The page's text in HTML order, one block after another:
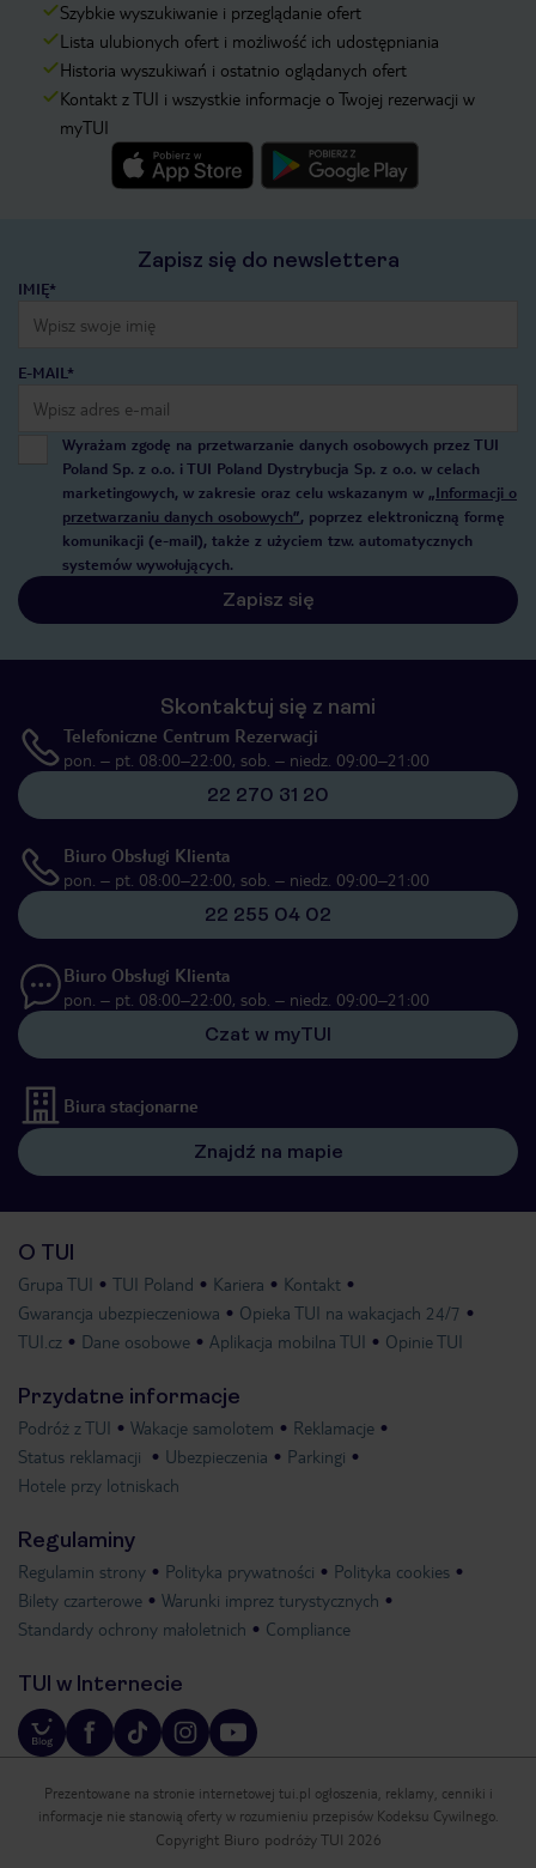
Szybkie wyszukiwanie i przeglądanie ofert
Lista ulubionych ofert i możliwość ich udostępniania
Historia wyszukiwań i ostatnio oglądanych ofert
Kontakt z TUI i wszystkie informacje o Twojej rezerwacji w
myTUI
Zapisz się do newslettera
IMIĘ*
E-MAIL*
Wyrażam zgodę na przetwarzanie danych osobowych przez TUI
Poland Sp. z o.o. i TUI Poland Dystrybucja Sp. z o.o. w celach
marketingowych, w zakresie oraz celu wskazanym w „Informacji o
przetwarzaniu danych osobowych”, poprzez elektroniczną formę
komunikacji (e-mail), także z użyciem tzw. automatycznych
systemów wywołujących.
Zapisz się
Skontaktuj się z nami
Telefoniczne Centrum Rezerwacji
pon. – pt. 08:00–22:00, sob. – niedz. 09:00–21:00
22 270 31 20
Biuro Obsługi Klienta
pon. – pt. 08:00–22:00, sob. – niedz. 09:00–21:00
22 255 04 02
Biuro Obsługi Klienta
pon. – pt. 08:00–22:00, sob. – niedz. 09:00–21:00
Czat w myTUI
Biura stacjonarne
Znajdź na mapie
O TUI
Grupa TUI TUI Poland Kariera
Kontakt
Gwarancja ubezpieczeniowa
Opieka TUI na wakacjach 24/7
TUI.cz
Dane osobowe Aplikacja mobilna TUI Opinie TUI
Przydatne informacje
Podróż z TUI Wakacje samolotem
Reklamacje
Status reklamacji
Ubezpieczenia
Parkingi
Hotele przy lotniskach
Regulaminy
Regulamin strony Polityka prywatności
Polityka cookies
Bilety czarterowe
Warunki imprez turystycznych
Standardy ochrony małoletnich
Compliance
TUI w Internecie
Prezentowane na stronie internetowej tui.pl ogłoszenia, reklamy, cenniki i
informacje nie stanowią oferty w rozumieniu przepisów Kodeksu Cywilnego.
Copyright Biuro podróży TUI 2026